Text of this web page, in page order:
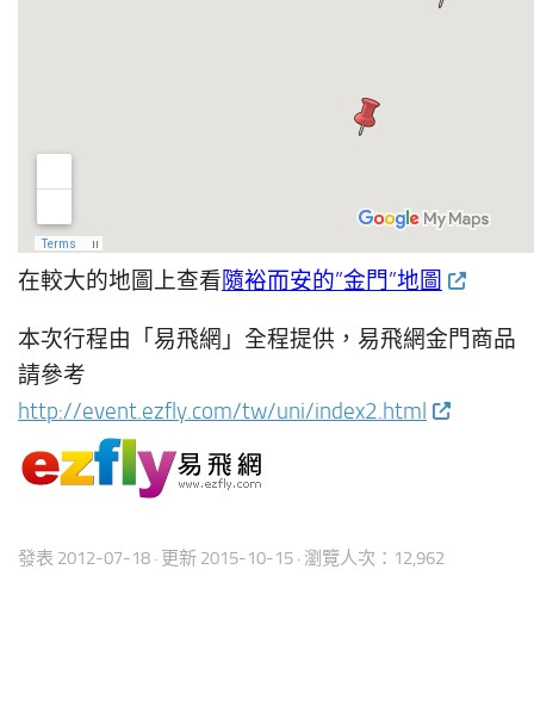
在較大的地圖上查看隨裕而安的”金門”地圖
本次行程由「易飛網」全程提供，易飛網金門商品
請參考
http://event.ezfly.com/tw/uni/index2.html
發表 2012-07-18 · 更新 2015-10-15 · 瀏覽人次：12,962